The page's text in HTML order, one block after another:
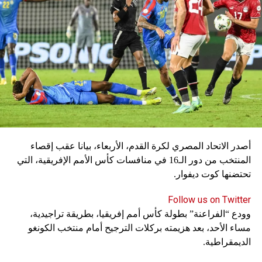
أصدر الاتحاد المصري لكرة القدم، الأربعاء، بيانا عقب إقصاء
المنتخب من دور الـ16 في منافسات كأس الأمم الإفريقية، التي
تحتضنها كوت ديفوار.
Follow us on Twitter
وودع “الفراعنة” بطولة كأس أمم إفريقيا، بطريقة تراجيدية،
مساء الأحد، بعد هزيمته بركلات الترجيح أمام منتخب الكونغو
الديمقراطية.